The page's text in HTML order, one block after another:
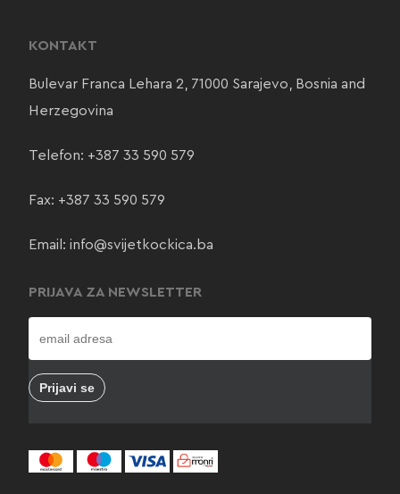
KONTAKT
Bulevar Franca Lehara 2, 71000 Sarajevo, Bosnia and
Herzegovina
Telefon: +387 33 590 579
Fax: +387 33 590 579
Email: info@svijetkockica.ba
PRIJAVA ZA NEWSLETTER